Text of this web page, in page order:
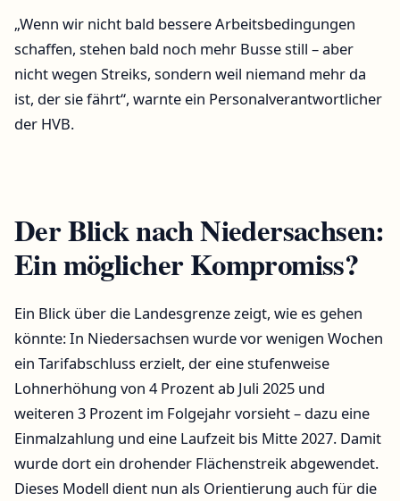
„Wenn wir nicht bald bessere Arbeitsbedingungen
schaffen, stehen bald noch mehr Busse still – aber
nicht wegen Streiks, sondern weil niemand mehr da
ist, der sie fährt“, warnte ein Personalverantwortlicher
der HVB.
Der Blick nach Niedersachsen:
Ein möglicher Kompromiss?
Ein Blick über die Landesgrenze zeigt, wie es gehen
könnte: In Niedersachsen wurde vor wenigen Wochen
ein Tarifabschluss erzielt, der eine stufenweise
Lohnerhöhung von 4 Prozent ab Juli 2025 und
weiteren 3 Prozent im Folgejahr vorsieht – dazu eine
Einmalzahlung und eine Laufzeit bis Mitte 2027. Damit
wurde dort ein drohender Flächenstreik abgewendet.
Dieses Modell dient nun als Orientierung auch für die